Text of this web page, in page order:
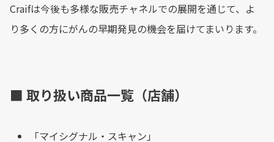
Craifは今後も多様な販売チャネルでの展開を通じて、よ
り多くの方にがんの早期発見の機会を届けてまいります。
■ 取り扱い商品一覧（店舗）
「マイシグナル・スキャン」